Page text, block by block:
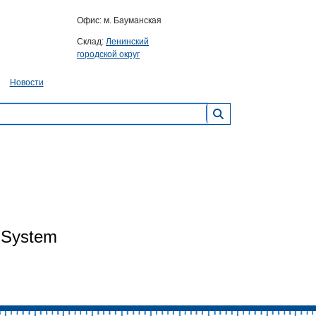
Офис: м. Бауманская
Склад: Ленинский
городской округ
Новости